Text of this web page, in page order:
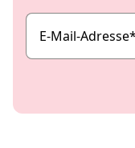
E-Mail-Adresse*